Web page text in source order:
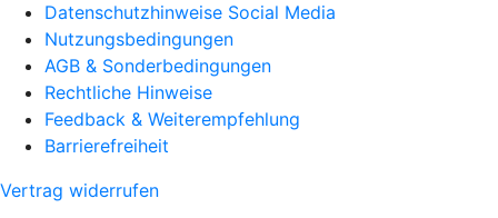
Datenschutzhinweise Social Media
Nutzungsbedingungen
AGB & Sonderbedingungen
Rechtliche Hinweise
Feedback & Weiterempfehlung
Barrierefreiheit
Vertrag widerrufen